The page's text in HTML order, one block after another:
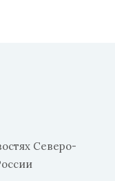
Северо-